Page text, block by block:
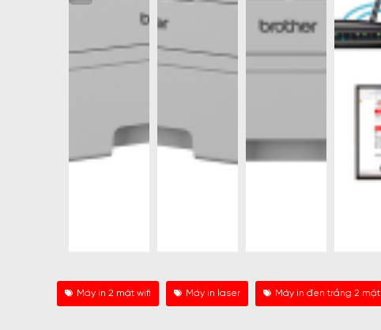
Máy in 2 mặt wifi Máy in laser Máy in đen trắng 2 mặt